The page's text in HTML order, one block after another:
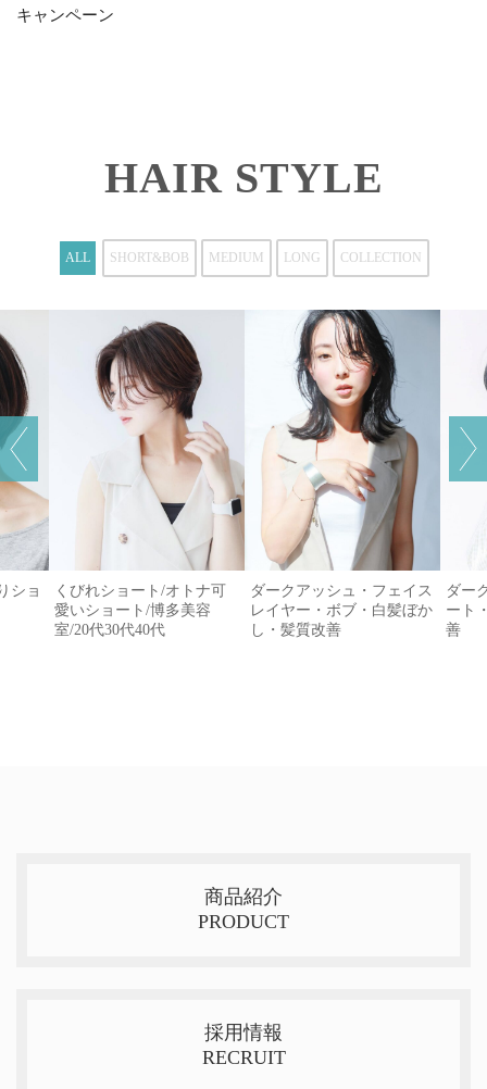
キャンペーン
HAIR STYLE
ALL SHORT&BOB MEDIUM LONG COLLECTION
ショ
くびれショート/オトナ可
愛いショート/博多美容
室/20代30代40代
ダークアッシュ・フェイス
レイヤー・ボブ・白髪ぼか
し・髪質改善
ダー
ート
善
商品紹介
PRODUCT
採用情報
RECRUIT